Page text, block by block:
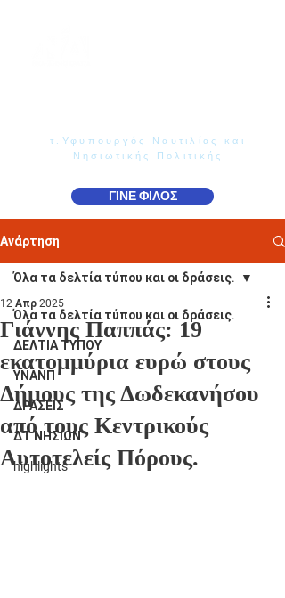
τ.Υφυπουργός Ναυτιλίας και
Νησιωτικής Πολιτικής
ΓΙΝΕ ΦΙΛΟΣ
Ανάρτηση
Όλα τα δελτία τύπου και οι δράσεις.
ΔΕΛΤΙΑ ΤΥΠΟΥ
ΥΝΑΝΠ
ΔΡΑΣΕΙΣ
ΔΤ ΝΗΣΙΩΝ
highlights
Όλα τα δελτία τύπου και οι δράσεις.
Γιάννης Παππάς: 19
εκατομμύρια ευρώ στους
Δήμους της Δωδεκανήσου
από τους Κεντρικούς
Αυτοτελείς Πόρους.
12 Απρ 2025